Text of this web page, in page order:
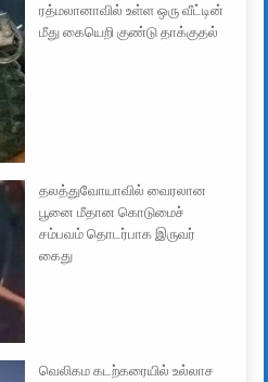
ரத்மலானாவில் உள்ள ஒரு வீட்டின்
மீது கையெறி குண்டு தாக்குதல்
தலத்துவோயாவில் வைரலான
பூனை மீதான கொடுமைச்
சம்பவம் தொடர்பாக இருவர்
கைது
வெலிகம கடற்கரையில் உல்லாச